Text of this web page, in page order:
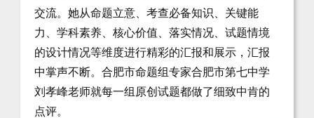
交流。她从命题立意、考查必备知识、关键能
力、学科素养、核心价值、落实情况、试题情境
的设计情况等维度进行精彩的汇报和展示，汇报
中掌声不断。合肥市命题组专家合肥市第七中学
刘孝峰老师就每一组原创试题都做了细致中肯的
点评。